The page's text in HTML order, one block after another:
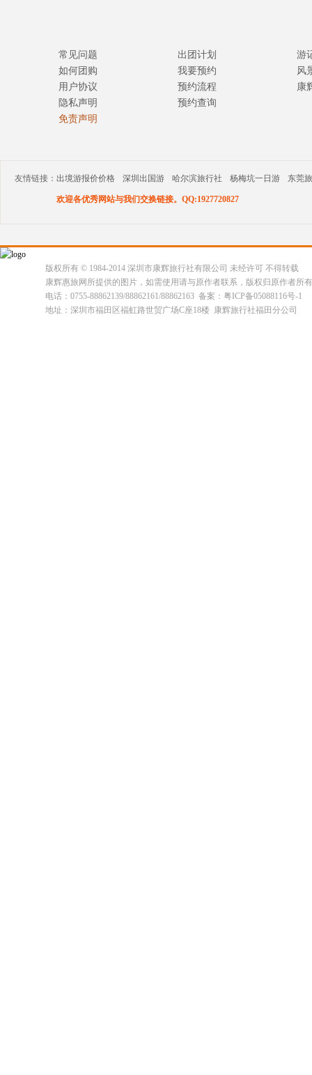
常见问题
如何团购
用户协议
隐私声明
免责声明
出团计划
我要预约
预约流程
预约查询
游
风
康
友情链接： 出境游报价价格 深圳出国游 哈尔滨旅行社 杨梅坑一日游 东莞
欢迎各优秀网站与我们交换链接。QQ:1927720827
版权所有 © 1984-2014 深圳市康辉旅行社有限公司 未经许可 不得转载
康辉惠旅网所提供的图片，如需使用请与原作者联系，版权归原作者所
电话：0755-88862139/88862161/88862163 备案：粤ICP备05088116号-1
地址：深圳市福田区福虹路世贸广场C座18楼 康辉旅行社福田分公司